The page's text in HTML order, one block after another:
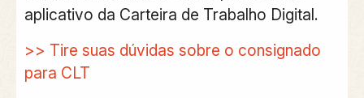
aplicativo da Carteira de Trabalho Digital.
>> Tire suas dúvidas sobre o consignado
para CLT